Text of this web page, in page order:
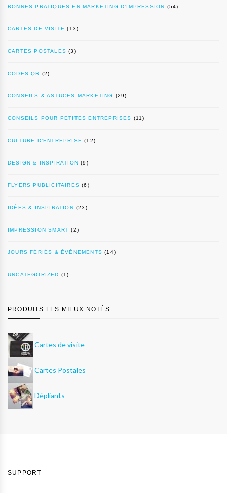
BONNES PRATIQUES EN MARKETING D’IMPRESSION (54)
CARTES DE VISITE (13)
CARTES POSTALES (3)
CODES QR (2)
CONSEILS & ASTUCES MARKETING (29)
CONSEILS POUR PETITES ENTREPRISES (11)
CULTURE D’ENTREPRISE (12)
DESIGN & INSPIRATION (9)
FLYERS PUBLICITAIRES (6)
IDÉES & INSPIRATION (23)
IMPRESSION SMART (2)
JOURS FÉRIÉS & ÉVÉNEMENTS (14)
UNCATEGORIZED (1)
PRODUITS LES MIEUX NOTÉS
Cartes de visite
Cartes Postales
Dépliants
SUPPORT